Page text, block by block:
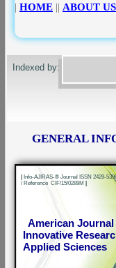
GENERAL
Indexed by:
| HOME || ABOUT US
| Info-AJIRAS-® Journal ISSN 2429-
/ Reference CIF/15/0289M |
American
Innovative
Applied Sciences